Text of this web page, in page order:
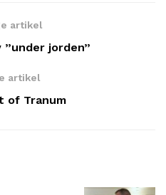
artikel
”under jorden”
artikel
of Tranum